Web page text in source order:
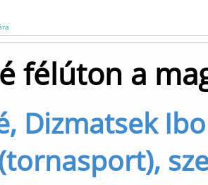
félúton a
Dizmatsek